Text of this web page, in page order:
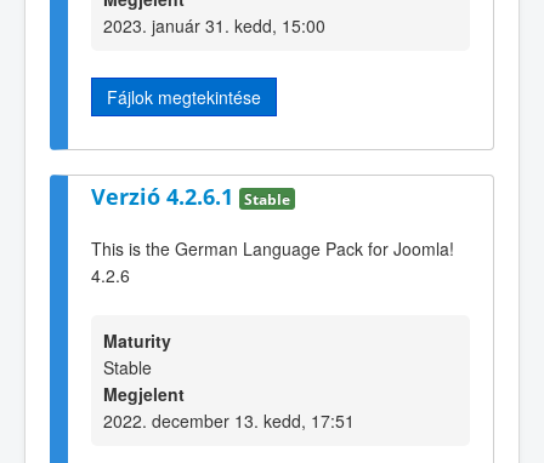
2023. január 31. kedd, 15:00
Fájlok megtekintése
Verzió 4.2.6.1 Stable
This is the German Language Pack for Joomla!
4.2.6
Maturity
Stable
Megjelent
2022. december 13. kedd, 17:51